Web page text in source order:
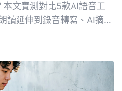
文實測對比5款AI語音工
讀延伸到錄音轉寫、AI摘要